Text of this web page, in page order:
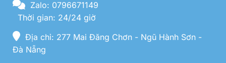
Zalo: 0796671149
Thời gian: 24/24 giờ
Địa chỉ: 277 Mai Đăng Chơn - Ngũ Hành Sơn -
Đà Nẵng